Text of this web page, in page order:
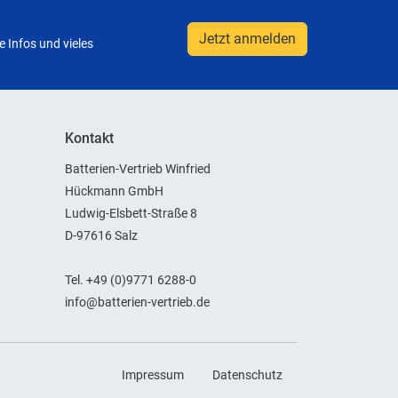
Infos und vieles Jetzt anmelden
Kontakt
Batterien-Vertrieb Winfried
Hückmann GmbH
Ludwig-Elsbett-Straße 8
D-97616 Salz
Tel. +49 (0)9771 6288-0
info@batterien-vertrieb.de
Impressum Datenschutz